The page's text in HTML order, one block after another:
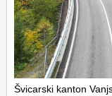
Švicarski kanton